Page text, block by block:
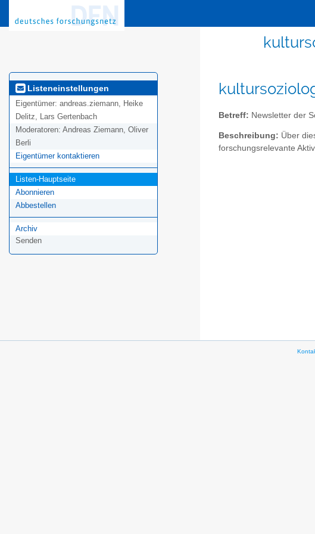
Listeneinstellungen
Eigentümer: andreas.ziemann, Heike
Delitz, Lars Gertenbach
Moderatoren: Andreas Ziemann, Oliver
Berli
Eigentümer kontaktieren
Listen-Hauptseite
Abonnieren
Abbestellen
Archiv
Senden
Betreff: Newsletter der
Beschreibung: Über
forschungsrelevante